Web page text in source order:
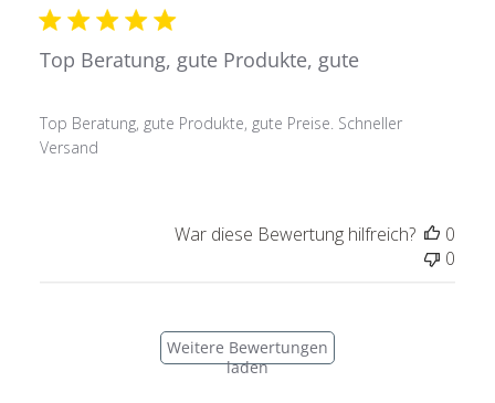
Top Beratung, gute Produkte, gute
Top Beratung, gute Produkte, gute Preise. Schneller
Versand
War diese Bewertung hilfreich?
0
0
Weitere Bewertungen
laden